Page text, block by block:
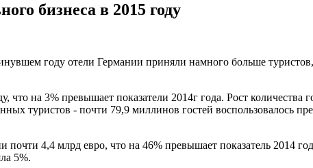
бизнеса в 2015 году
году отели Германии приняли намного больше
что на 3% превышает показатели 2014г года. Рост
туристов - почти 79,9 миллинов гостей воспользовалось
4,4 млрд евро, что на 46% превышает показатель 2014
5%.